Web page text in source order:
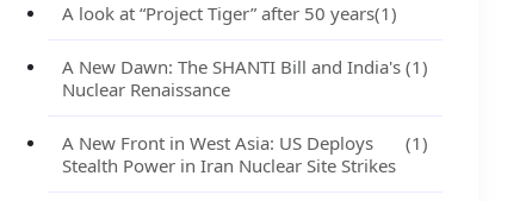
A look at “Project Tiger” after 50 years(1)
A New Dawn: The SHANTI Bill and India's
Nuclear Renaissance
(1)
A New Front in West Asia: US Deploys
Stealth Power in Iran Nuclear Site Strikes
(1)